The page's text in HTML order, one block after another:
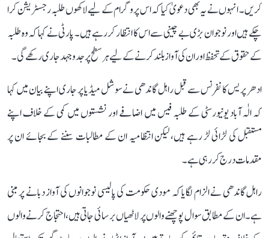
کریں۔ انہوں نے یہ بھی دعویٰ کیا کہ اس پروگرام کے لیے لاکھوں طلبہ رجسٹریشن کرا
چکے ہیں اور نوجوان بڑی بے چینی سے اس کا انتظار کر رہے ہیں۔ پارٹی نے کہا کہ وہ طلبہ
کے حقوق کے تحفظ اور ان کی آواز بلند کرنے کے لیے ہر سطح پر جدوجہد جاری رکھے گی۔
ادھر پریس کانفرنس سے قبل راہل گاندھی نے سوشل میڈیا پر جاری اپنے بیان میں کہا
کہ الٰہ آباد یونیورسٹی کے طلبہ فیس میں اضافے اور نشستوں میں کمی کے خلاف اپنے
مستقبل کی لڑائی لڑ رہے ہیں، لیکن انتظامیہ ان کے مطالبات سننے کے بجائے ان پر
مقدمات درج کر رہی ہے۔
راہل گاندھی نے الزام لگایا کہ مودی حکومت کی پالیسی نوجوانوں کی آواز دبانے پر مبنی
ہے۔ ان کے مطابق سوال پوچھنے والوں پر لاٹھیاں برسائی جاتی ہیں، احتجاج کرنے والوں